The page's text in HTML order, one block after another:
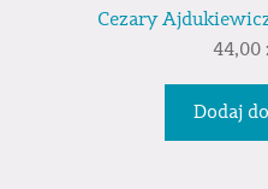
Cezary
44,00
Dodaj